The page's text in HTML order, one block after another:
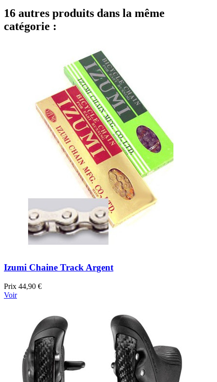
16 autres produits dans la même
catégorie :
Izumi Chaine Track Argent
Prix 44,90 €
Voir